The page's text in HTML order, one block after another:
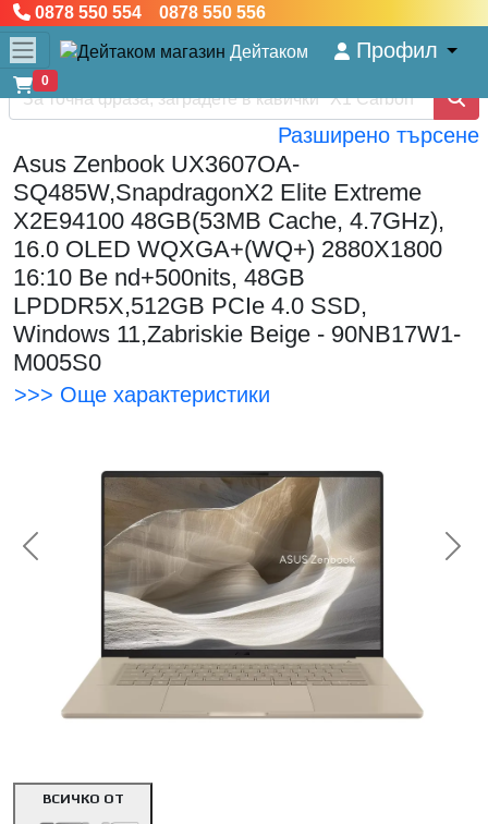
0878 550 554 0878 550 556
Дейтаком Профил
0
Разширено търсене
Asus Zenbook UX3607OA-
SQ485W,SnapdragonX2 Elite Extreme
X2E94100 48GB(53MB Cache, 4.7GHz),
16.0 OLED WQXGA+(WQ+) 2880X1800
16:10 Be nd+500nits, 48GB
LPDDR5X,512GB PCIe 4.0 SSD,
Windows 11,Zabriskie Beige - 90NB17W1-
M005S0
>>> Още характеристики
<< Предишна
ВСИЧКО ОТ